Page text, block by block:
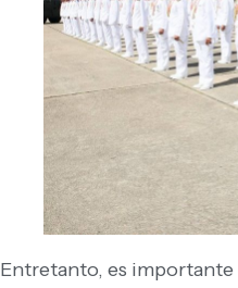
Entretanto, es importante